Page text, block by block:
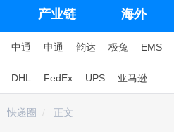
产业链 海外
中通 申通 韵达 极兔 EMS
DHL FedEx UPS 亚马逊
快递圈 正文